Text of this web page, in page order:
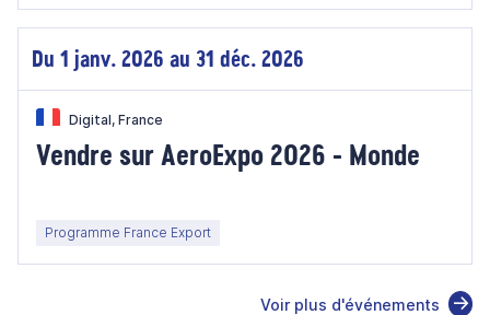
Du 1 janv. 2026 au 31 déc. 2026
Digital, France
Vendre sur AeroExpo 2026 - Monde
Programme France Export
Voir plus d'événements